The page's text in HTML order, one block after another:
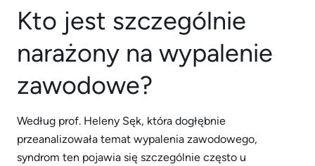
Kto jest szczególnie
narażony na wypalenie
zawodowe?
Według prof. Heleny Sęk, która dogłębnie
przeanalizowała temat wypalenia zawodowego,
syndrom ten pojawia się szczególnie często u